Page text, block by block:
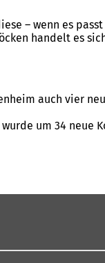
– wenn es
handelt es
auch vier
wurde um 34 neue